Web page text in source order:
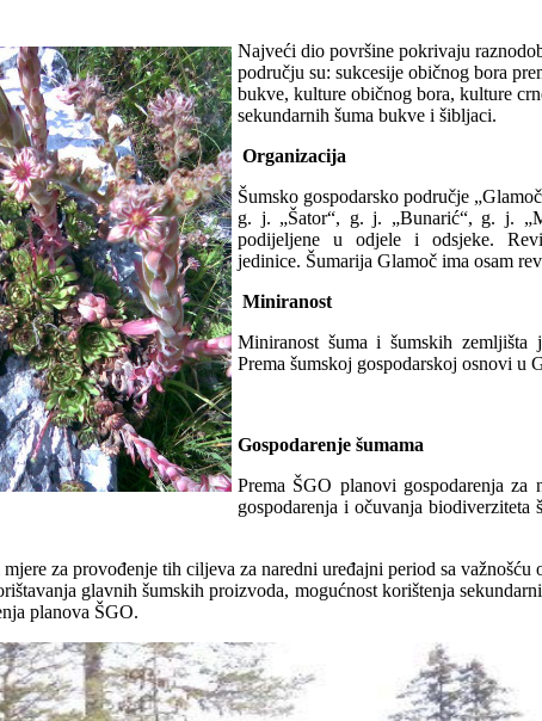
Najveći dio površine pokrivaju
području su: sukcesije običnog bora
bukve, kulture običnog bora, kulture
sekundarnih šuma bukve i šibljaci.
Organizacija
Šumsko gospodarsko područje
g. j. „Šator“, g. j. „Bunarić“, g. j.
podijeljene u odjele i odsjeke.
jedinice. Šumarija Glamoč ima osam
Miniranost
Miniranost šuma i šumskih zemljišta
Prema šumskoj gospodarskoj osnovi u
Gospodarenje šumama
Prema ŠGO planovi gospodarenja
gospodarenja i očuvanja biodiverziteta
za provođenje tih ciljeva za naredni uređajni period sa
glavnih šumskih proizvoda, mogućnost korištenja
planova ŠGO.